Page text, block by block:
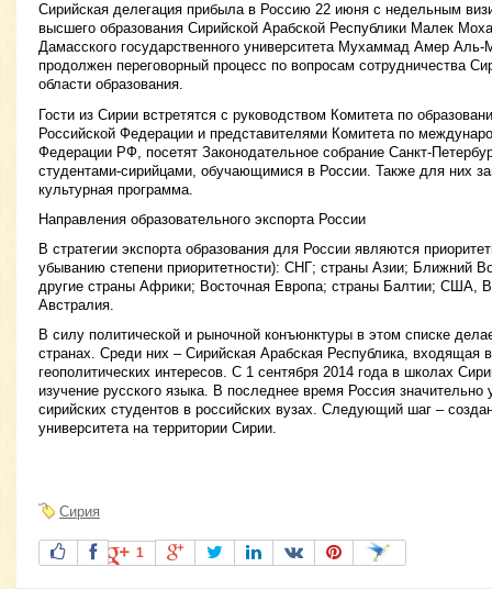
Сирийская делегация прибыла в Россию 22 июня с недельным
высшего образования Сирийской Арабской Республики Малек
Дамасского государственного университета Мухаммад Амер
продолжен переговорный процесс по вопросам сотрудничества
области образования.
Гости из Сирии встретятся с руководством Комитета по
Российской Федерации и представителями Комитета по
Федерации РФ, посетят Законодательное собрание Санкт-
студентами-сирийцами, обучающимися в России. Также для них
культурная программа.
Направления образовательного экспорта России
В стратегии экспорта образования для России являются
убыванию степени приоритетности): СНГ; страны Азии; Ближний
другие страны Африки; Восточная Европа; страны Балтии; США,
Австралия.
В силу политической и рыночной конъюнктуры в этом списке
странах. Среди них – Сирийская Арабская Республика, входящая
геополитических интересов. С 1 сентября 2014 года в школах
изучение русского языка. В последнее время Россия значительно
сирийских студентов в российских вузах. Следующий шаг –
университета на территории Сирии.
Сирия
1